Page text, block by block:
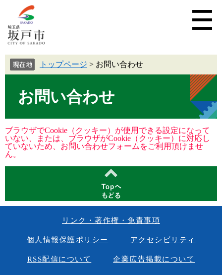
トップページ > お問い合わせ
お問い合わせ
ブラウザでCookie（クッキー）が使用できる設定になって
いない、または、ブラウザがCookie（クッキー）に対応し
ていないため、お問い合わせフォームをご利用頂けませ
ん。
リンク・著作権・免責事項
個人情報保護ポリシー アクセシビリティ
RSS配信について 企業広告掲載について